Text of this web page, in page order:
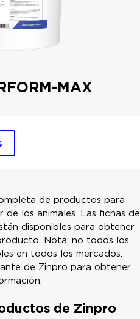
MAX
de productos para
los animales. Las fichas de
disponibles para obtener
Nota: no todos los
en todos los mercados.
de Zinpro para obtener
de Zinpro